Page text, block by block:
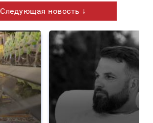
Следующая новость ↓